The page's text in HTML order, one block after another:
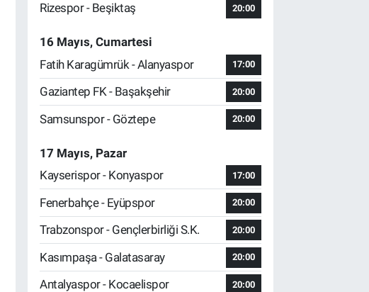
Rizespor - Beşiktaş
20:00
16 Mayıs, Cumartesi
Fatih Karagümrük - Alanyaspor
17:00
Gaziantep FK - Başakşehir 20:00
Samsunspor - Göztepe 20:00
17 Mayıs, Pazar
Kayserispor - Konyaspor
17:00
Fenerbahçe - Eyüpspor 20:00
Trabzonspor - Gençlerbirliği S.K. 20:00
Kasımpaşa - Galatasaray 20:00
Antalyaspor - Kocaelispor 20:00